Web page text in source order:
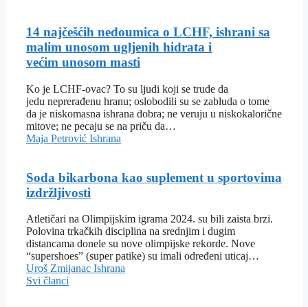
14 najčešćih nedoumica o LCHF, ishrani sa
malim unosom ugljenih hidrata i
većim unosom masti
Ko je LCHF-ovac? To su ljudi koji se trude da
jedu neprerađenu hranu; oslobodili su se zabluda o tome
da je niskomasna ishrana dobra; ne veruju u niskokalorične
mitove; ne pecaju se na priču da…
Maja Petrović Ishrana
Soda bikarbona kao suplement u sportovima
izdržljivosti
Atletičari na Olimpijskim igrama 2024. su bili zaista brzi.
Polovina trkačkih disciplina na srednjim i dugim
distancama donele su nove olimpijske rekorde. Nove
“supershoes” (super patike) su imali određeni uticaj…
Uroš Zmijanac Ishrana
Svi članci